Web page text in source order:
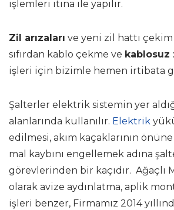
işlemleri itina ile yapılır.
Zil arızaları ve yeni zil hattı
sıfırdan kablo çekme ve
işleri için bizimle hemen irtibata
Şalterler elektrik sistemin yer
alanlarında kullanılır. Elektrik
edilmesi, akım kaçaklarının
mal kaybını engellemek adına
görevlerinden bir kaçıdır. Ağaçlı
olarak avize aydınlatma, aplik
işleri benzer, Firmamız 2014